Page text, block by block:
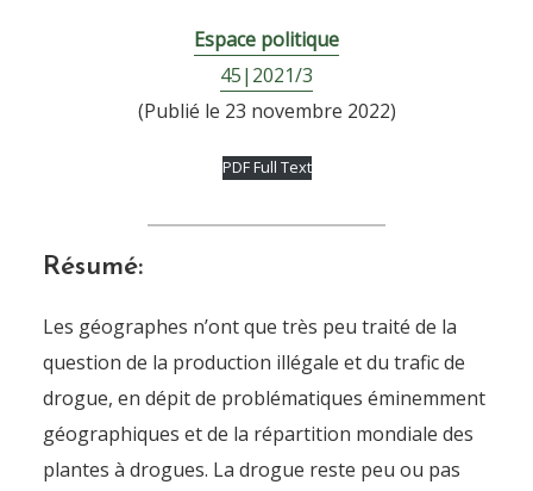
Espace politique
45|2021/3
(Publié le 23 novembre 2022)
PDF Full Text
Résumé:
Les géographes n’ont que très peu traité de la
question de la production illégale et du trafic de
drogue, en dépit de problématiques éminemment
géographiques et de la répartition mondiale des
plantes à drogues. La drogue reste peu ou pas